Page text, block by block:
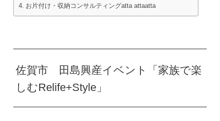
お片付け・収納コンサルティングatta attaatta
佐賀市 田島興産イベント「家族で楽
しむRelife+Style」